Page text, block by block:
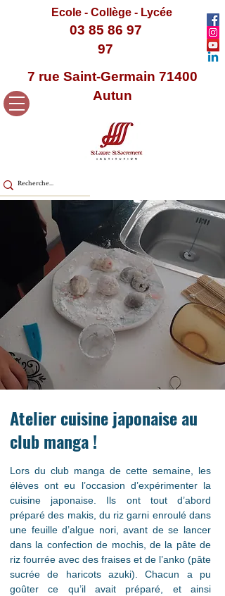
Ecole - Collège - Lycée
03 85 86 97
97
7 rue Saint-Germain 71400
Autun
Atelier cuisine japonaise au
club manga !
Lors du club manga de cette semaine, les
élèves ont eu l’occasion d’expérimenter la
cuisine japonaise. Ils ont tout d’abord
préparé des makis, du riz garni enroulé dans
une feuille d’algue nori, avant de se lancer
dans la confection de mochis, de la pâte de
riz fourrée avec des fraises et de l’anko (pâte
sucrée de haricots azuki). Chacun a pu
goûter ce qu’il avait préparé, et ainsi